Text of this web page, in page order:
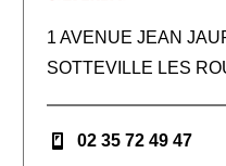
1 AVENUE JEAN
SOTTEVILLE LES
02 35 72 49 47